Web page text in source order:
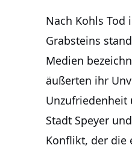
Nach Kohls Tod
Grabsteins
Medien
äußerten ihr
Unzufriedenheit
Stadt Speyer
Konflikt, der die